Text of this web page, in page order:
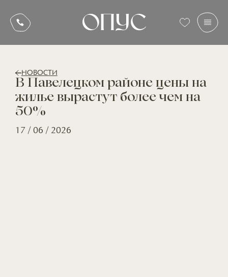
НОВОСТИ
В Павелецком районе цены на
жилье вырастут более чем на
50%
17 / 06 / 2026